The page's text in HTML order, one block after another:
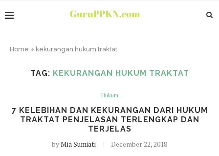
Home » kekurangan hukum traktat
TAG: KEKURANGAN HUKUM TRAKTAT
Hukum
7 KELEBIHAN DAN KEKURANGAN DARI HUKUM
TRAKTAT PENJELASAN TERLENGKAP DAN
TERJELAS
byMia Sumiati December 22, 2018